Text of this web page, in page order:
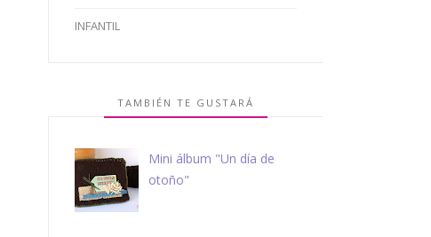
INFANTIL
TAMBIÉN TE GUSTARÁ
Mini álbum "Un día de
otoño"